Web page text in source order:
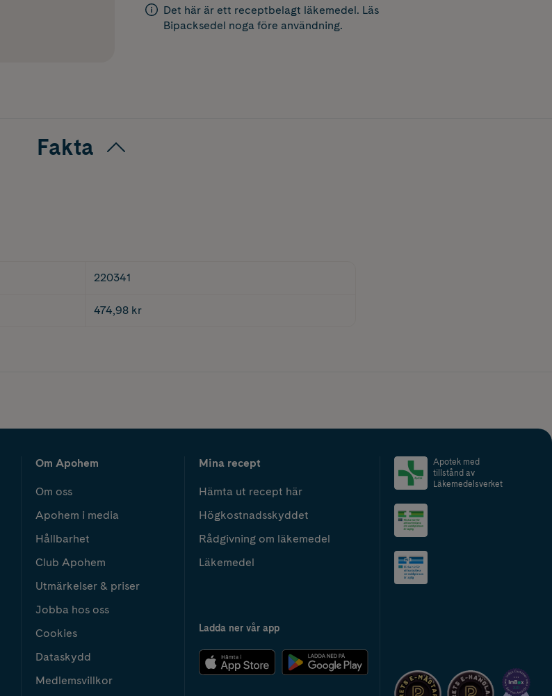
Det här är ett receptbelagt läkemedel. Läs
Bipacksedel noga före användning.
Fakta
220341
474,98 kr
Om Apohem
Om oss
Apohem i media
Hållbarhet
Club Apohem
Utmärkelser & priser
Jobba hos oss
Cookies
Dataskydd
Medlemsvillkor
Mina recept
Hämta ut recept här
Högkostnadsskyddet
Rådgivning om läkemedel
Läkemedel
Ladda ner vår app
Apotek med
tillstånd av
Läkemedelsverket